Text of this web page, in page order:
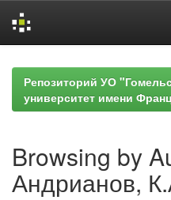
navigationРепозиторий УО
университет имени
Browsing by
Андрианов,